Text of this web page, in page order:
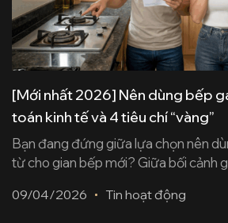
[Mới nhất 2026] Nên dùng bếp
toán kinh tế và 4 tiêu chí “vàng”
Bạn đang đứng giữa lựa chọn nên
từ cho gian bếp mới? Giữa bối cảnh
cận kề, việc cân nhắc chi phí và hiệu
09/04/2026 Tin hoạt động